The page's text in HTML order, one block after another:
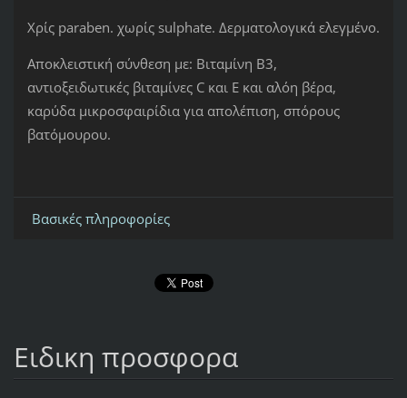
Χρίς paraben. χωρίς sulphate. Δερματολογικά ελεγμένο.
Αποκλειστική σύνθεση με: Βιταμίνη Β3,
αντιοξειδωτικές βιταμίνες C και Ε και αλόη βέρα,
καρύδα μικροσφαιρίδια για απολέπιση, σπόρους
βατόμουρου.
Βασικές πληροφορίες
Ειδικη προσφορα